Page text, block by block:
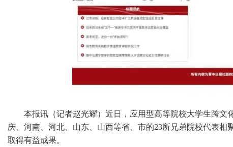
本报讯（记者赵光耀）近日，应用型高等院校大学生跨
庆、河南、河北、山东、山西等省、市的23所兄弟院校代表
取得有益成果。